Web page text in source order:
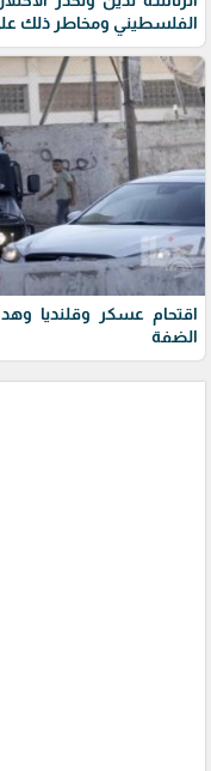
الفلسطيني ومخاطر ذلك
اقتحام عسكر وقلنديا
الضفة